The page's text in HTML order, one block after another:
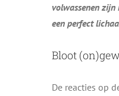
volwassenen
een perfect
Bloot
De reacties op